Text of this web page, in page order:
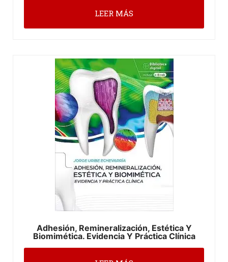
LEER MÁS
Adhesión, Remineralización, Estética Y
Biomimética. Evidencia Y Práctica Clínica